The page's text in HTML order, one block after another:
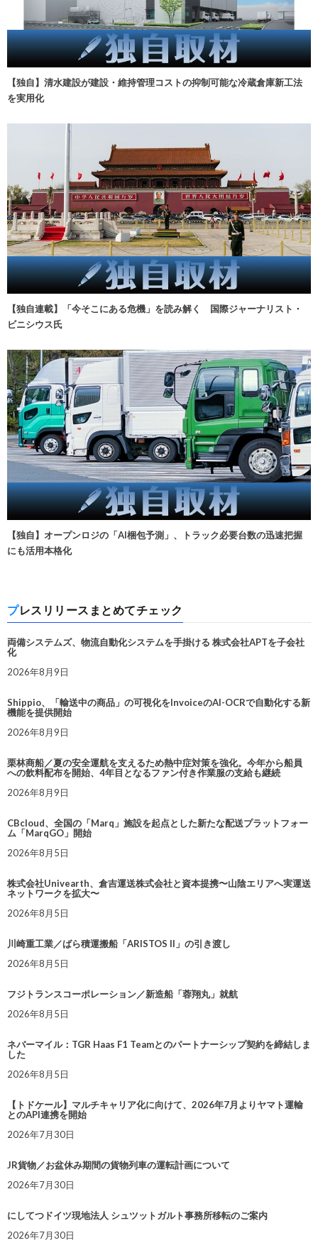
【独自】清水建設が建設・維持管理コストの抑制可能な冷蔵倉庫新工法
を実用化
【独自連載】「今そこにある危機」を読み解く 国際ジャーナリスト・
ビニシウス氏
【独自】オープンロジの「AI梱包予測」、トラック必要台数の迅速把握
にも活用本格化
プレスリリースまとめてチェック
両備システムズ、物流自動化システムを手掛ける 株式会社APTを子会社
化
2026年8月9日
Shippio、「輸送中の商品」の可視化をInvoiceのAI-OCRで自動化する新
機能を提供開始
2026年8月9日
栗林商船／夏の安全運航を支えるため熱中症対策を強化。今年から船員
への飲料配布を開始、4年目となるファン付き作業服の支給も継続
2026年8月9日
CBcloud、全国の「Marq」施設を起点とした新たな配送プラットフォー
ム「MarqGO」開始
2026年8月5日
株式会社Univearth、倉吉運送株式会社と資本提携〜山陰エリアへ実運送
ネットワークを拡大〜
2026年8月5日
川崎重工業／ばら積運搬船「ARISTOS II」の引き渡し
2026年8月5日
フジトランスコーポレーション／新造船「蓉翔丸」就航
2026年8月5日
ネバーマイル：TGR Haas F1 Teamとのパートナーシップ契約を締結しま
した
2026年8月5日
【トドケール】マルチキャリア化に向けて、2026年7月よりヤマト運輸
とのAPI連携を開始
2026年7月30日
JR貨物／お盆休み期間の貨物列車の運転計画について
2026年7月30日
にしてつドイツ現地法人 シュツットガルト事務所移転のご案内
2026年7月30日